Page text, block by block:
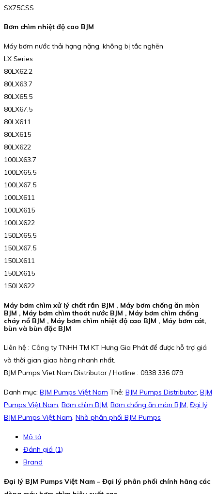
SX75CSS
Bơm chìm nhiệt độ cao BJM
Máy bơm nước thải hạng nặng, không bị tắc nghẽn
LX Series
80LX62.2
80LX63.7
80LX65.5
80LX67.5
80LX611
80LX615
80LX622
100LX63.7
100LX65.5
100LX67.5
100LX611
100LX615
100LX622
150LX65.5
150LX67.5
150LX611
150LX615
150LX622
Máy bơm chìm xử lý chất rắn BJM , Máy bơm chống ăn mòn
BJM , Máy bơm chìm thoát nước BJM , Máy bơm chìm chống
cháy nổ BJM , Máy bơm chìm nhiệt độ cao BJM , Máy bơm cát,
bùn và bùn đặc BJM
Liên hệ : Công ty TNHH TM KT Hưng Gia Phát để được hỗ trợ giá
và thời gian giao hàng nhanh nhất.
BJM Pumps Viet Nam Distributor / Hotline : 0938 336 079
Danh mục: BJM Pumps Việt Nam Thẻ: BJM Pumps Distributor, BJM
Pumps Việt Nam, Bơm chìm BJM, Bơm chống ăn mòn BJM, Đại lý
BJM Pumps Việt Nam, Nhà phân phối BJM Pumps
Mô tả
Đánh giá (1)
Brand
Đại lý BJM Pumps Việt Nam – Đại lý phân phối chính hãng các